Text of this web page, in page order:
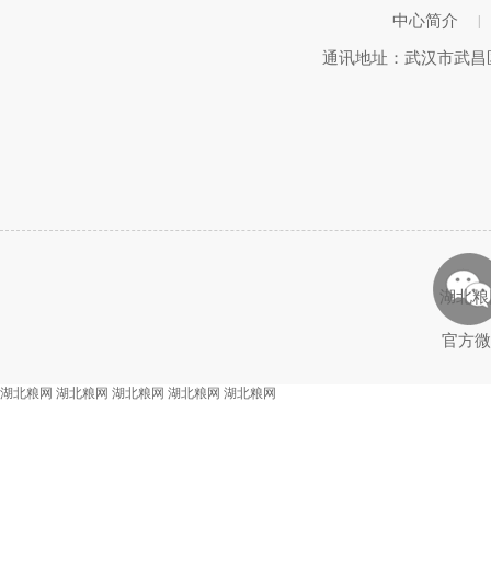
中心简介
通讯地址：武汉市武
湖北
官方
湖北粮网 湖北粮网 湖北粮网 湖北粮网 湖北粮网